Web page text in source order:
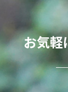
お気軽